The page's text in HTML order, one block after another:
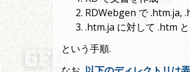
RDWebgen で .htm.ja,
.htm.ja に対して .htm
という手順.